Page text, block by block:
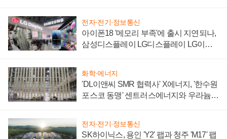
전자·전기·정보통신
아이폰18 '메모리 부족'에 출시 지연되나,
삼성디스플레이 LG디스플레이 LG이노
화학·에너지
'DL이앤씨 SMR 협력사' X에너지, '한수원
포스코 동맹' 센트러스에너지와 우라늄
전자·전기·정보통신
SK하이닉스, 용인 'Y2' 팹과 청주 'M17' 팹